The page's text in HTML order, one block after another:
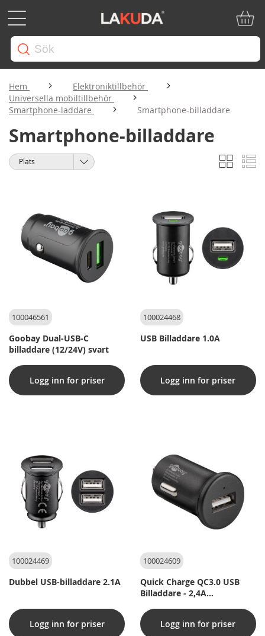
Hem
Elektroniktillbehör
Universella mobiltillbehör
Smartphone-laddare
Smartphone-billaddare
Smartphone-billaddare
Visa
som
Rutnät
Sortera
100046561
Goobay Dual-USB-C
billaddare (12/24V) svart
Logg inn for priser
100024468
USB Billaddare 1.0A
Logg inn for priser
100024469
Dubbel USB-billaddare 2.1A
Logg inn for priser
100024609
Quick Charge QC3.0 USB
Billaddare - 2,4A
Logg inn for priser